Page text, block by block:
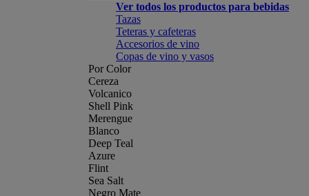
Ver todos los productos para bebidas
Tazas
Teteras y cafeteras
Accesorios de vino
Copas de vino y vasos
Por Color
Cereza
Volcanico
Shell Pink
Merengue
Blanco
Deep Teal
Azure
Flint
Sea Salt
Negro Mate